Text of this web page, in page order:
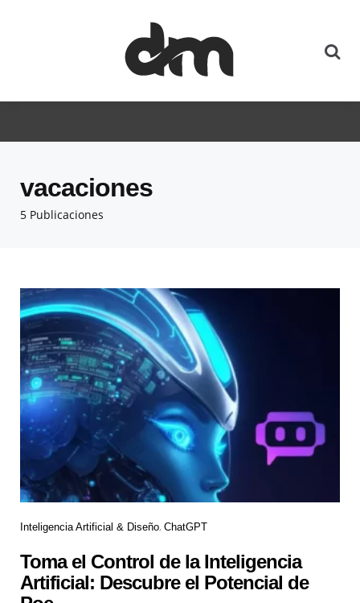
5 Publicaciones
vacaciones
Inteligencia Artificial & Diseño ChatGPT
Toma el Control de la Inteligencia
Artificial: Descubre el Potencial de